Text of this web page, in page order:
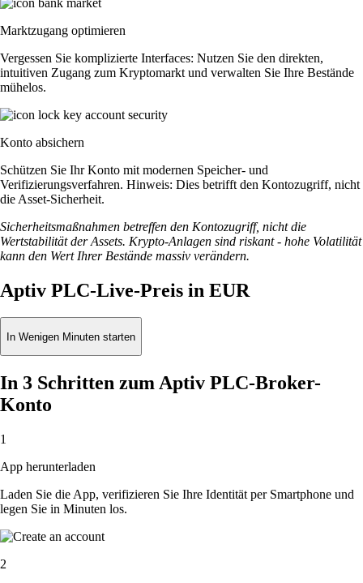
Marktzugang optimieren
Vergessen Sie komplizierte Interfaces: Nutzen Sie den direkten,
intuitiven Zugang zum Kryptomarkt und verwalten Sie Ihre Bestände
mühelos.
Konto absichern
Schützen Sie Ihr Konto mit modernen Speicher- und
Verifizierungsverfahren. Hinweis: Dies betrifft den Kontozugriff, nicht
die Asset-Sicherheit.
Sicherheitsmaßnahmen betreffen den Kontozugriff, nicht die
Wertstabilität der Assets. Krypto-Anlagen sind riskant - hohe Volatilität
kann den Wert Ihrer Bestände massiv verändern.
Aptiv PLC-Live-Preis in EUR
In Wenigen Minuten starten
In 3 Schritten zum Aptiv PLC-Broker-
Konto
1
App herunterladen
Laden Sie die App, verifizieren Sie Ihre Identität per Smartphone und
legen Sie in Minuten los.
2